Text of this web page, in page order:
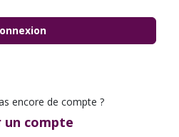
encore de compte ?
un compte